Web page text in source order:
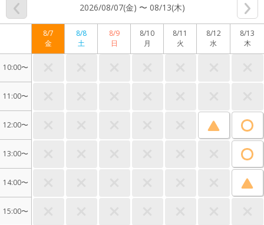
2026/08/07(金) 〜 08/13(木)
8/7
金
8/8
土
8/9
日
8/10
月
8/11
火
8/12
水
8/13
木
10:00〜
11:00〜
12:00〜
13:00〜
14:00〜
15:00〜